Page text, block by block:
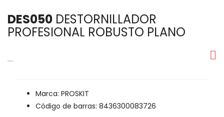
DES050 DESTORNILLADOR
PROFESIONAL ROBUSTO PLANO
Marca: PROSKIT
Código de barras: 8436300083726